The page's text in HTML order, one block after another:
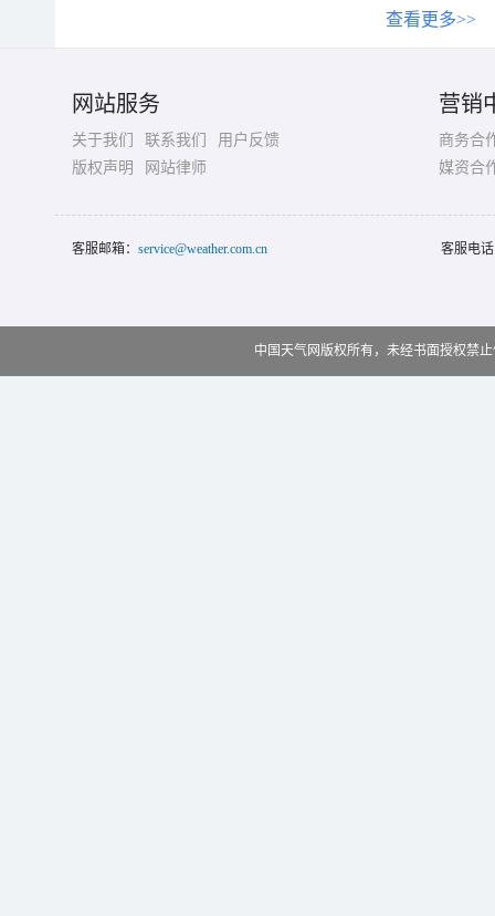
查看更多>>
网站服务
关于我们 联系我们
用户反馈
版权声明
网站律师
营销
商务合
媒资合
客服邮箱： service@weather.com.cn 客服电
中国天气网版权所有，未经书面授权